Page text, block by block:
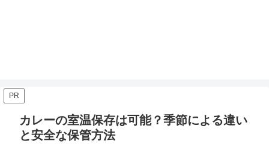
PR
カレーの室温保存は可能？季節による違い
と安全な保管方法